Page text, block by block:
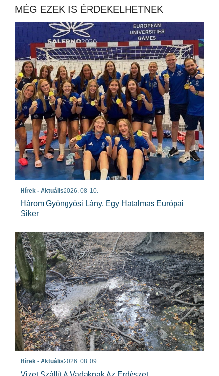
MÉG EZEK IS ÉRDEKELHETNEK
Hírek - Aktuális2026. 08. 10.
Három Gyöngyösi Lány, Egy Hatalmas Európai
Siker
Hírek - Aktuális2026. 08. 09.